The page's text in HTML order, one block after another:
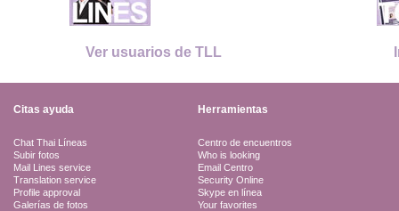
Ver usuarios de TLL
Citas ayuda Herramientas
Chat Thai Líneas
Subir fotos
Mail Lines service
Translation service
Profile approval
Galerías de fotos
Centro de encuentros
Who is looking
Email Centro
Security Online
Skype en línea
Your favorites